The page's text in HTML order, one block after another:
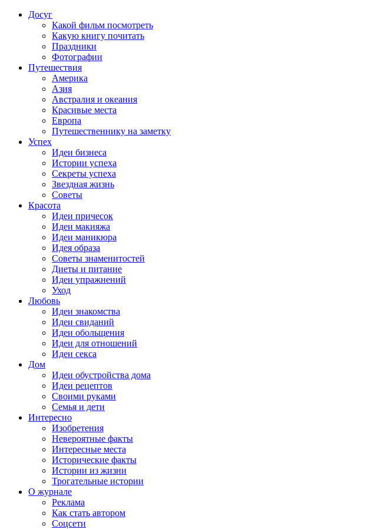
Досуг
Какой фильм посмотреть
Какую книгу почитать
Праздники
Фотографии
Путешествия
Америка
Азия
Австралия и океания
Красивые места
Европа
Путешественнику на заметку
Успех
Идеи бизнеса
Истории успеха
Секреты успеха
Звездная жизнь
Советы
Красота
Идеи причесок
Идеи макияжа
Идеи маникюра
Идея образа
Советы знаменитостей
Диеты и питание
Идеи упражнений
Уход
Любовь
Идеи знакомства
Идеи свиданий
Идеи обольщения
Идеи для отношений
Идеи секса
Дом
Идеи обустройства дома
Идеи рецептов
Своими руками
Семья и дети
Интересно
Изобретения
Невероятные факты
Интересные места
Исторические факты
Истории из жизни
Трогательные истории
О журнале
Реклама
Как стать автором
Соцсети